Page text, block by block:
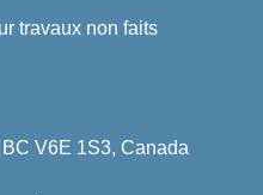
travaux non faits
V6E 1S3, Canada